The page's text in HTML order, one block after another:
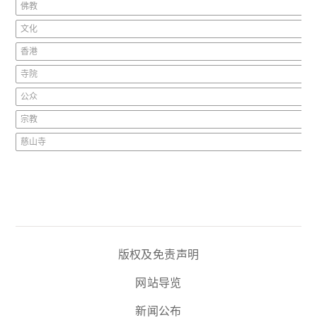
佛教
文化
香港
寺院
公众
宗教
慈山寺
版权及免责声明
网站导览
新闻公布